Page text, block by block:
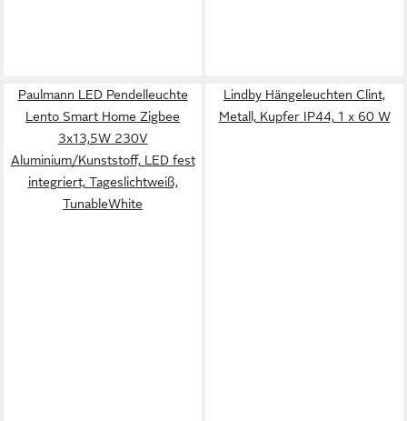
Paulmann LED Pendelleuchte
Lento Smart Home Zigbee
3x13,5W 230V
Aluminium/Kunststoff, LED fest
integriert, Tageslichtweiß,
TunableWhite
Lindby Hängeleuchten Clint,
Metall, Kupfer IP44, 1 x 60 W